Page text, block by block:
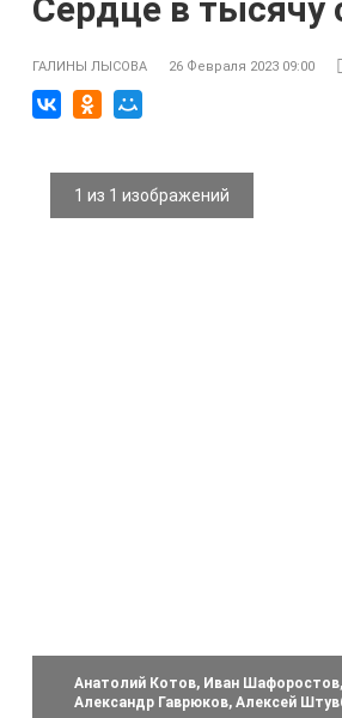
Сердце в тысячу
ГАЛИНЫ ЛЫСОВА 26 Февраля 2023 09:00
1 из 1 изображений
Анатолий Котов, Иван
Александр Гаврюков, Алексей